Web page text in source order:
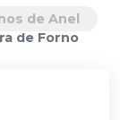
de Anel
de Forno